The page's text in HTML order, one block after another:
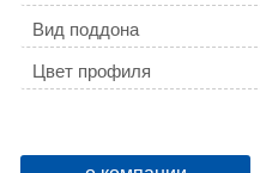
Вид поддона
Цвет профиля
Ориентация